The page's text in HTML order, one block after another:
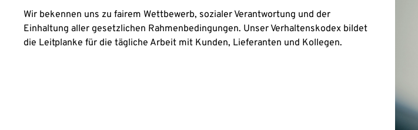
Wir bekennen uns zu fairem Wettbewerb, sozialer Verantwortung und der
Einhaltung aller gesetzlichen Rahmenbedingungen. Unser Verhaltenskodex bildet
die Leitplanke für die tägliche Arbeit mit Kunden, Lieferanten und Kollegen.